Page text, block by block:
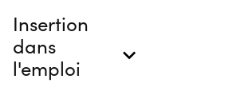
Insertion
dans
l'emploi